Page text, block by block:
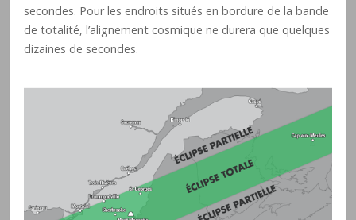
secondes. Pour les endroits situés en bordure de la bande
de totalité, l’alignement cosmique ne durera que quelques
dizaines de secondes.